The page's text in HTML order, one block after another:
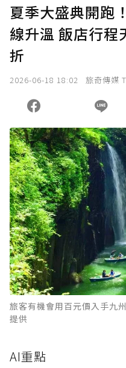
夏季大盛典開跑
線升溫 飯店行程
折
2026-06-18 18:02 旅奇傳媒
旅客有機會用百元價入手
提供
AI重點